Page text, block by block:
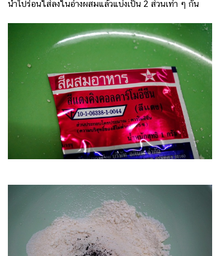
นำไปร่อนใส่ลงในอ่างผสมแล้วแบ่งเป็น 2 ส่วนเท่า ๆ กัน